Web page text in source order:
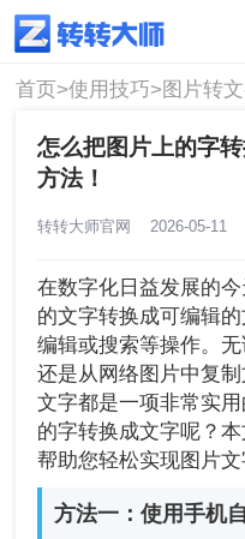
使用技巧
首页>使用技巧>图片转
怎么把图片上的字
方法！
转转大师官网 2026-05-11
在数字化日益发展的
的文字转换成可编辑
编辑或搜索等操作。
还是从网络图片中复
文字都是一项非常实
的字转换成文字呢？
帮助您轻松实现图片文
方法一：使用手机